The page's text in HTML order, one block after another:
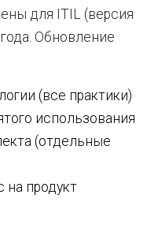
для ITIL (версия
Обновление
(все практики)
использования
(отдельные
на продукт